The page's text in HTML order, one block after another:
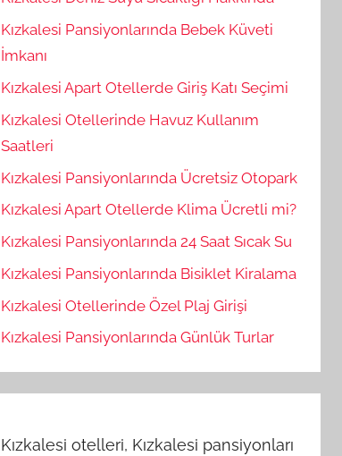
Kızkalesi Pansiyonlarında Bebek Küveti
İmkanı
Kızkalesi Apart Otellerde Giriş Katı Seçimi
Kızkalesi Otellerinde Havuz Kullanım
Saatleri
Kızkalesi Pansiyonlarında Ücretsiz Otopark
Kızkalesi Apart Otellerde Klima Ücretli mi?
Kızkalesi Pansiyonlarında 24 Saat Sıcak Su
Kızkalesi Pansiyonlarında Bisiklet Kiralama
Kızkalesi Otellerinde Özel Plaj Girişi
Kızkalesi Pansiyonlarında Günlük Turlar
Kızkalesi otelleri, Kızkalesi pansiyonları